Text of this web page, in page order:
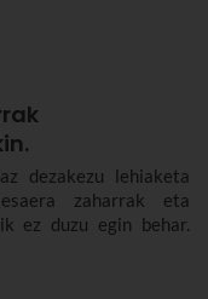
dezakezu lehiaketa
zaharrak eta
ez duzu egin behar.